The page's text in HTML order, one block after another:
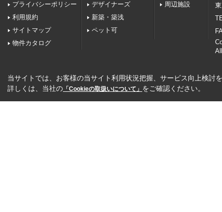
プライバシーポリシー
利用規約
サイトマップ
物件カタログ
デザイナーズ
新築・築浅
ペット可
周辺施設
当サイトでは、お客様の当サイト利用状況把握、サービス向上検討
詳しくは、当社の 「Cookieの取扱いについて」 をご確認ください。